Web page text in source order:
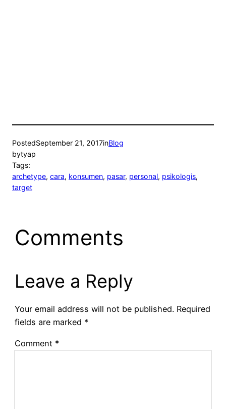
PostedSeptember 21, 2017inBlog
bytyap
Tags:
archetype, cara, konsumen, pasar, personal, psikologis
target
Comments
Leave a Reply
Your email address will not be published. Required
fields are marked *
Comment *